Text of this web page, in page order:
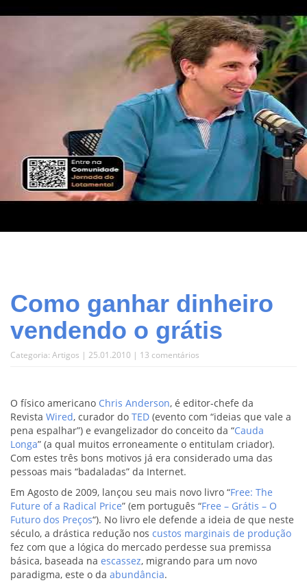
Como ganhar dinheiro
vendendo o grátis
Categoria: Artigos | 25.01.2010 | 13 comentários
O físico americano Chris Anderson, é editor-chefe da
Revista Wired, curador do TED (evento com “ideias que vale a
pena espalhar”) e evangelizador do conceito da “Cauda
Longa” (a qual muitos erroneamente o entitulam criador).
Com estes três bons motivos já era considerado uma das
pessoas mais “badaladas” da Internet.
Em Agosto de 2009, lançou seu mais novo livro “Free: The
Future of a Radical Price” (em português “Free – Grátis – O
Futuro dos Preços“). No livro ele defende a ideia de que neste
século, a drástica redução nos custos marginais de produção
fez com que a lógica do mercado perdesse sua premissa
básica, baseada na escassez, migrando para um novo
paradigma, este o da abundância.